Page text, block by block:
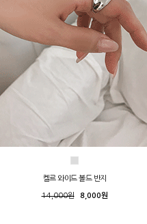
켈르 와이드 볼드 반지
14,000원 8,000원